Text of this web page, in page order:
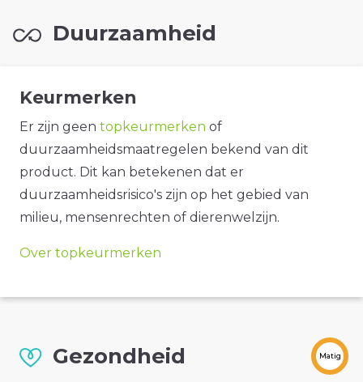
Duurzaamheid
Keurmerken
Er zijn geen topkeurmerken of
duurzaamheidsmaatregelen bekend van dit
product. Dit kan betekenen dat er
duurzaamheidsrisico's zijn op het gebied van
milieu, mensenrechten of dierenwelzijn.
Over topkeurmerken
Gezondheid Matig